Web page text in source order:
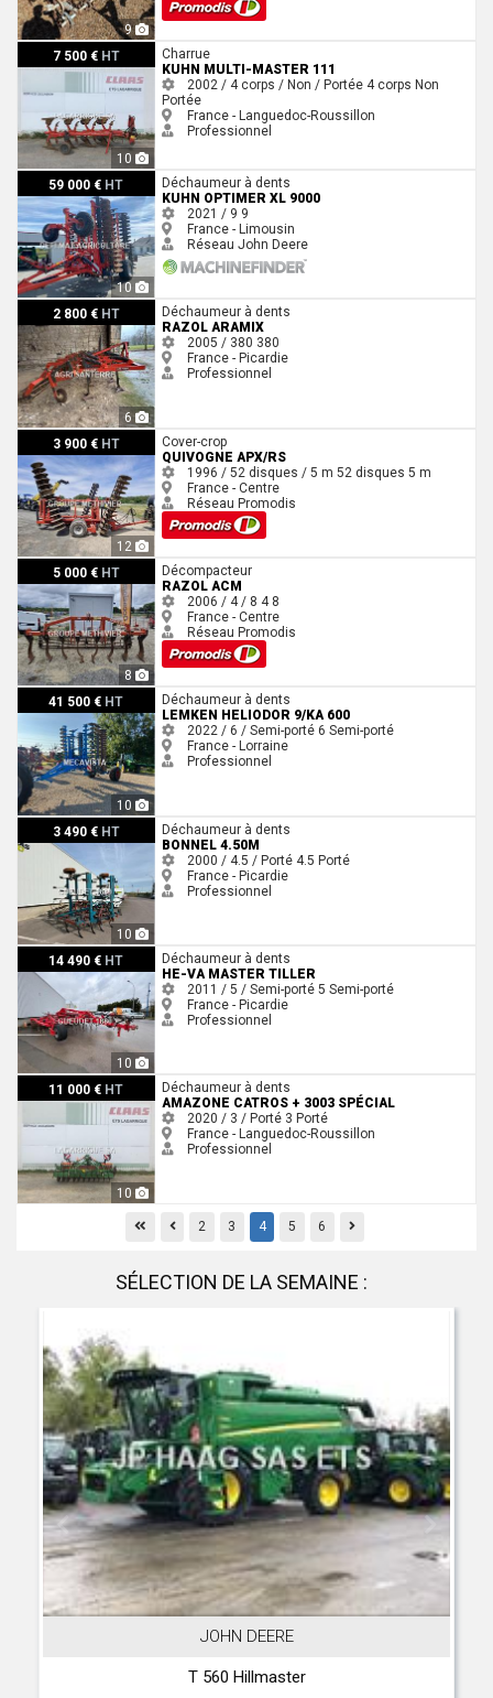
9
7 500 € HT
10
Kuhn Multi-master 111
Charrue
KUHN MULTI-MASTER 111
2002 / 4 corps / Non / Portée 4 corps Non
Portée
France - Languedoc-Roussillon
Professionnel
59 000 € HT
10
Kuhn Optimer XL 9000
Déchaumeur à dents
KUHN OPTIMER XL 9000
2021 / 9 9
France - Limousin
Réseau John Deere
2 800 € HT
6
Razol ARAMIX
Déchaumeur à dents
RAZOL ARAMIX
2005 / 380 380
France - Picardie
Professionnel
3 900 € HT
12
Quivogne APX/RS
Cover-crop
QUIVOGNE APX/RS
1996 / 52 disques / 5 m 52 disques 5 m
France - Centre
Réseau Promodis
5 000 € HT
8
Razol ACM
Décompacteur
RAZOL ACM
2006 / 4 / 8 4 8
France - Centre
Réseau Promodis
41 500 € HT
10
Lemken Heliodor 9/KA 600Déchaumeur à dents
LEMKEN HELIODOR 9/KA 600
2022 / 6 / Semi-porté 6 Semi-porté
France - Lorraine
Professionnel
3 490 € HT
10
Bonnel 4.50m
Déchaumeur à dents
BONNEL 4.50M
2000 / 4.5 / Porté 4.5 Porté
France - Picardie
Professionnel
14 490 € HT
10
He-Va Master Tiller
Déchaumeur à dents
HE-VA MASTER TILLER
2011 / 5 / Semi-porté 5 Semi-porté
France - Picardie
Professionnel
11 000 € HT
10
Amazone Catros + 3003 spécialDéchaumeur à dents
AMAZONE CATROS + 3003 SPÉCIAL
2020 / 3 / Porté 3 Porté
France - Languedoc-Roussillon
Professionnel
FirstPrevious
2 3 4 5 6 Previous
SÉLECTION DE LA SEMAINE :
JOHN DEERE
T 560 Hillmaster